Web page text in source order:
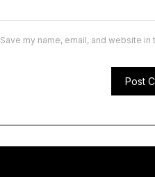
Save my name, email, and website